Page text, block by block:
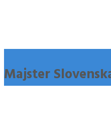
Majster